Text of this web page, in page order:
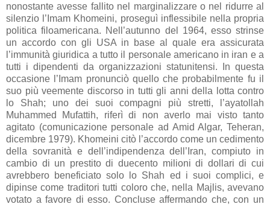
nonostante avesse fallito nel marginalizzare o nel ridurre al
silenzio l’Imam Khomeini, proseguì inflessibile nella propria
politica filoamericana. Nell’autunno del 1964, esso strinse
un accordo con gli USA in base al quale era assicurata
l’immunità giuridica a tutto il personale americano in iran e a
tutti i dipendenti da organizzazioni statunitensi. In questa
occasione l’Imam pronunciò quello che probabilmente fu il
suo più veemente discorso in tutti gli anni della lotta contro
lo Shah; uno dei suoi compagni più stretti, l’ayatollah
Muhammed Mufattih, riferì di non averlo mai visto tanto
agitato (comunicazione personale ad Amid Algar, Teheran,
dicembre 1979). Khomeini citò l’accordo come un cedimento
della sovranità e dell’indipendenza dell’Iran, compiuto in
cambio di un prestito di duecento milioni di dollari di cui
avrebbero beneficiato solo lo Shah ed i suoi complici, e
dipinse come traditori tutti coloro che, nella Majlis, avevano
votato a favore di esso. Concluse affermando che, con un